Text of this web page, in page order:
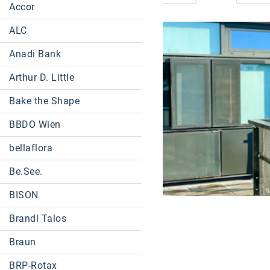
Accor
ALC
Anadi Bank
Arthur D. Little
Bake the Shape
BBDO Wien
bellaflora
Be.See.
BISON
Brandl Talos
Braun
BRP-Rotax